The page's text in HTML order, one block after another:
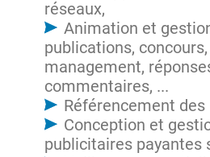
réseaux,
Animation et
publications,
management,
commentaires, ...
Référencement des
Conception et
publicitaires payantes